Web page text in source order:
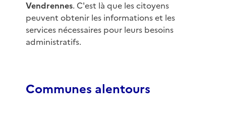
Vendrennes. C'est là que les citoyens
peuvent obtenir les informations et les
services nécessaires pour leurs besoins
administratifs.
Communes alentours